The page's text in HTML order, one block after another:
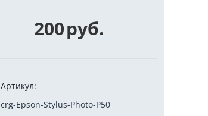
200руб.
Артикул:
crg-Epson-Stylus-Photo-P50